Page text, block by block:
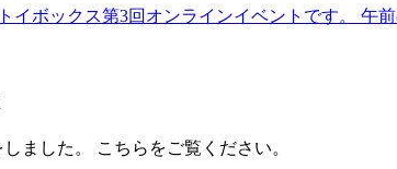
イボックス第3回オンラインイベントです。 午
ました。 こちらをご覧ください。